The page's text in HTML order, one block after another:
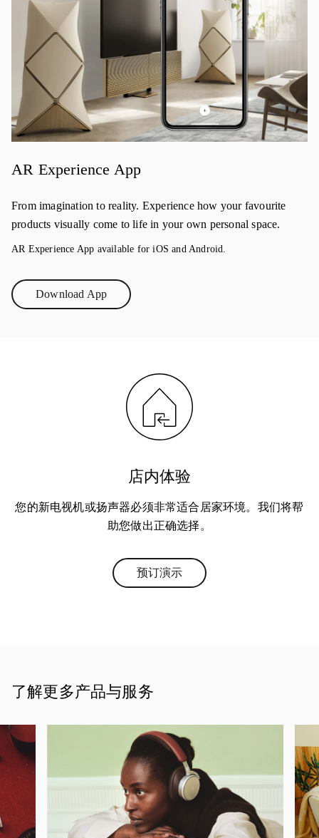
AR Experience App
From imagination to reality. Experience how your favourite
products visually come to life in your own personal space.
AR Experience App available for iOS and Android.
Download AppLink Opens in New Tab
店内体验
您的新电视机或扬声器必须非常适合居家环境。我们将帮
助您做出正确选择。
预订演示Link Opens in New Tab
了解更多产品与服务